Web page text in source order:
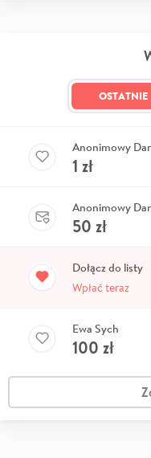
OSTATNIE
Anonimowy
1 zł
Anonimowy
50 zł
Dołącz do listy
Wpłać teraz
Ewa Sych
100 zł